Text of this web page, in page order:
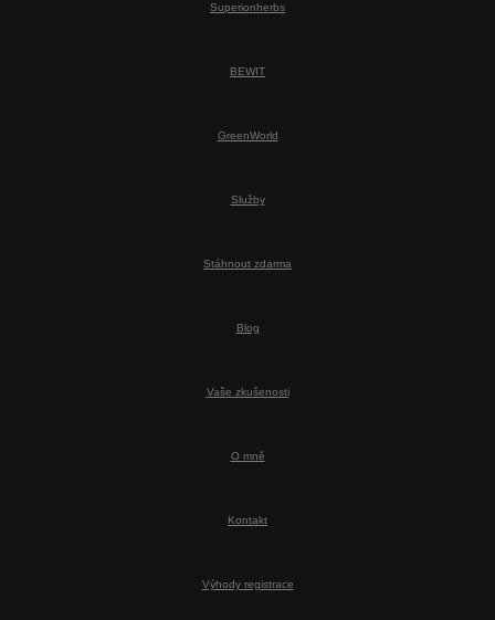
Superionherbs
BEWIT
GreenWorld
Služby
Stáhnout zdarma
Blog
Vaše zkušenosti
O mně
Kontakt
Výhody registrace